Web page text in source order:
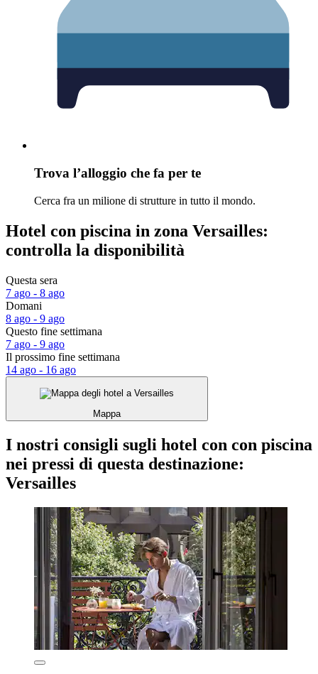
Trova l’alloggio che fa per te
Cerca fra un milione di strutture in tutto il mondo.
Hotel con piscina in zona Versailles:
controlla la disponibilità
Questa sera
7 ago - 8 ago
Domani
8 ago - 9 ago
Questo fine settimana
7 ago - 9 ago
Il prossimo fine settimana
14 ago - 16 ago
Mappa
I nostri consigli sugli hotel con con piscina
nei pressi di questa destinazione:
Versailles